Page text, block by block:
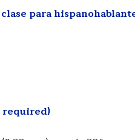
para
required)